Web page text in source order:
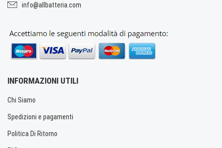
info@allbatteria.com
INFORMAZIONI UTILI
Chi Siamo
Spedizioni e pagamenti
Politica Di Ritorno